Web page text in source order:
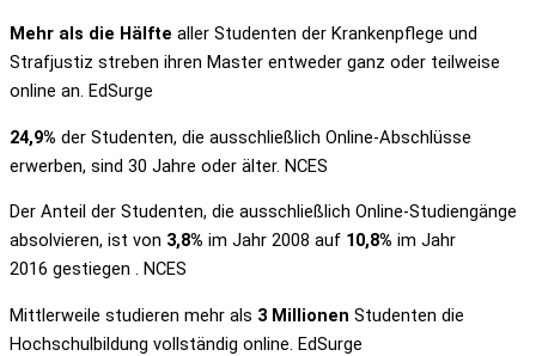
Mehr als die Hälfte aller Studenten der Krankenpflege und
Strafjustiz streben ihren Master entweder ganz oder teilweise
online an. EdSurge
24,9% der Studenten, die ausschließlich Online-Abschlüsse
erwerben, sind 30 Jahre oder älter. NCES
Der Anteil der Studenten, die ausschließlich Online-Studiengänge
absolvieren, ist von 3,8% im Jahr 2008 auf 10,8% im Jahr
2016 gestiegen . NCES
Mittlerweile studieren mehr als 3 Millionen Studenten die
Hochschulbildung vollständig online. EdSurge